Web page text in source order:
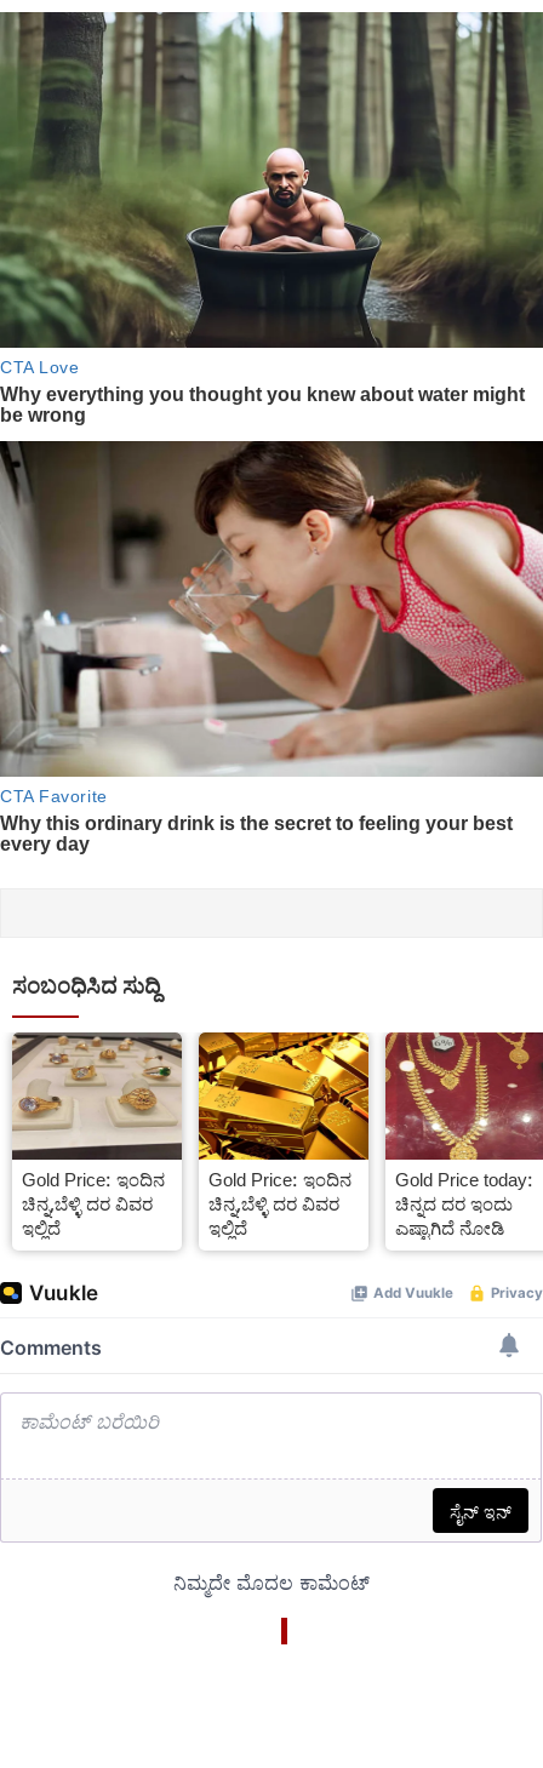
ಸಂಬಂಧಿಸಿದ ಸುದ್ದಿ
Gold Price: ಇಂದಿನ
ಚಿನ್ನ,ಬೆಳ್ಳಿ ದರ ವಿವರ
ಇಲ್ಲಿದೆ
Gold Price: ಇಂದಿನ
ಚಿನ್ನ,ಬೆಳ್ಳಿ ದರ ವಿವರ
ಇಲ್ಲಿದೆ
Gold Price today:
ಚಿನ್ನದ ದರ ಇಂದು
ಎಷ್ಟಾಗಿದೆ ನೋಡಿ